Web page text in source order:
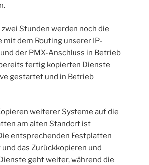
Stunden werden noch die
mit dem Routing unserer IP-
der PMX-Anschluss in Betrieb
fertig kopierten Dienste
gestartet und in Betrieb
weiterer Systeme auf die
am alten Standort ist
entsprechenden Festplatten
das Zurückkopieren und
geht weiter, während die